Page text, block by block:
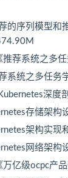
的序列模型和
荐系统之多任
系统之多任务
深度
存储架构
架构实现
网络架构
亿级ocpc产品